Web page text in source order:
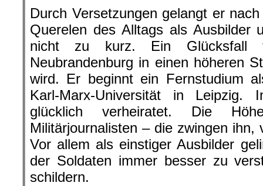
Durch Versetzungen gelangt er
Querelen des Alltags als Ausbilder
nicht zu kurz. Ein
Neubrandenburg in einen höheren
wird. Er beginnt ein Fernstudium
Karl-Marx-Universität in Leipzig.
glücklich verheiratet. Die
Militärjournalisten – die zwingen ihn,
Vor allem als einstiger Ausbilder
der Soldaten immer besser zu
schildern.